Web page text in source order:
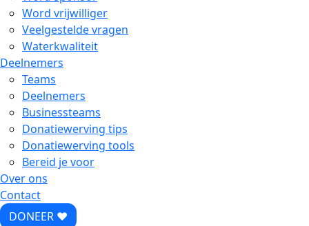
Word vrijwilliger
Veelgestelde vragen
Waterkwaliteit
Deelnemers
Teams
Deelnemers
Businessteams
Donatiewerving tips
Donatiewerving tools
Bereid je voor
Over ons
Contact
DONEER ♥